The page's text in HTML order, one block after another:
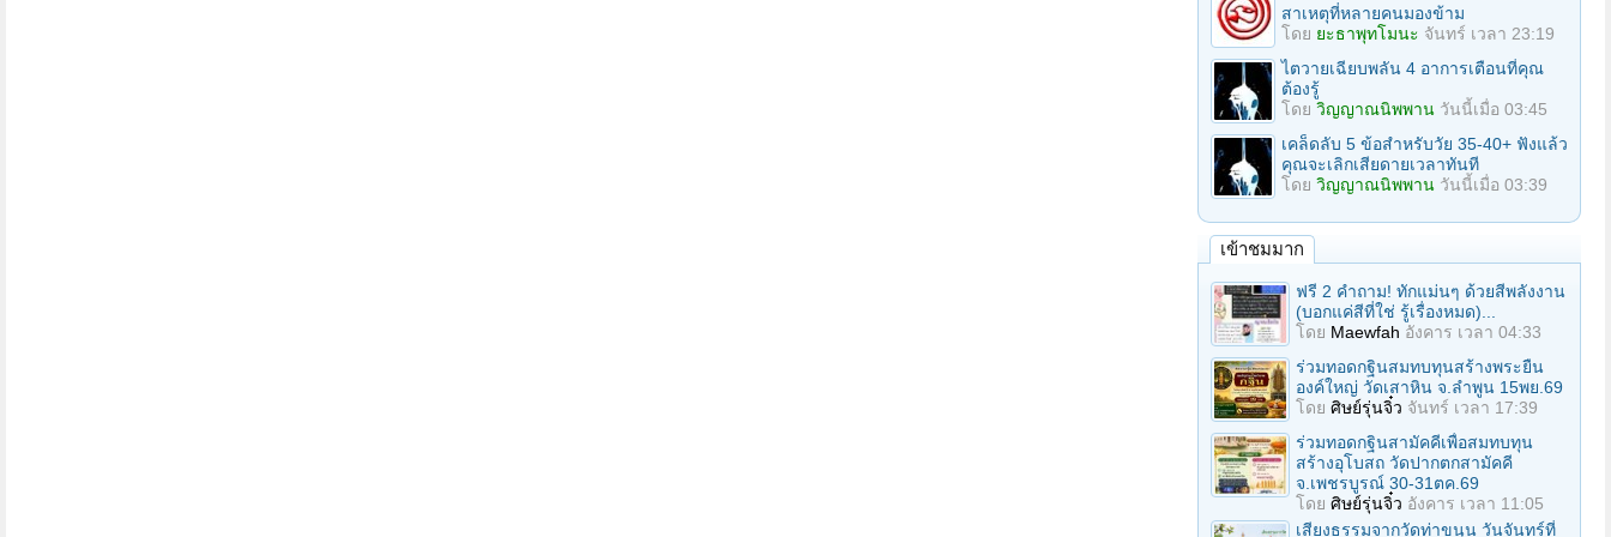
สาเหตุที่หลายคนมองข้าม
โดย ยะธาพุทโมนะ จันทร์ เวลา 23:19
ไตวายเฉียบพลัน 4 อาการเตือนที่คุณ
ต้องรู้
โดย วิญญาณนิพพาน วันนี้เมื่อ 03:45
เคล็ดลับ 5 ข้อสำหรับวัย 35-40+ ฟังแล้ว
คุณจะเลิกเสียดายเวลาทันที
โดย วิญญาณนิพพาน วันนี้เมื่อ 03:39
เข้าชมมาก
ฟรี 2 คำถาม! ทักแม่นๆ ด้วยสีพลังงาน
(บอกแค่สีที่ใช่ รู้เรื่องหมด)...
โดย Maewfah อังคาร เวลา 04:33
ร่วมทอดกฐินสมทบทุนสร้างพระยืน
องค์ใหญ่ วัดเสาหิน จ.ลําพูน 15พย.69
โดย ศิษย์รุ่นจิ๋ว จันทร์ เวลา 17:39
ร่วมทอดกฐินสามัคคีเพื่อสมทบทุน
สร้างอุโบสถ วัดปากตกสามัคคี
จ.เพชรบูรณ์ 30-31ตค.69
โดย ศิษย์รุ่นจิ๋ว อังคาร เวลา 11:05
เสียงธรรมจากวัดท่าขนุน วันจันทร์ที่